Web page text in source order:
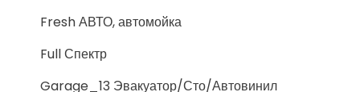
Fresh АВТО, автомойка
Full Спектр
Garage_13 Эвакуатор/Сто/Автовинил